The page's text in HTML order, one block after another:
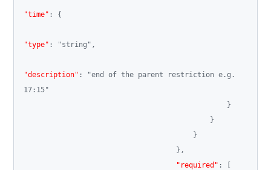
"time" : {
"type" : "string" ,
"description" :
"end of the parent restriction e.g.
17:15"
}
}
}
} ,
"required" :
[